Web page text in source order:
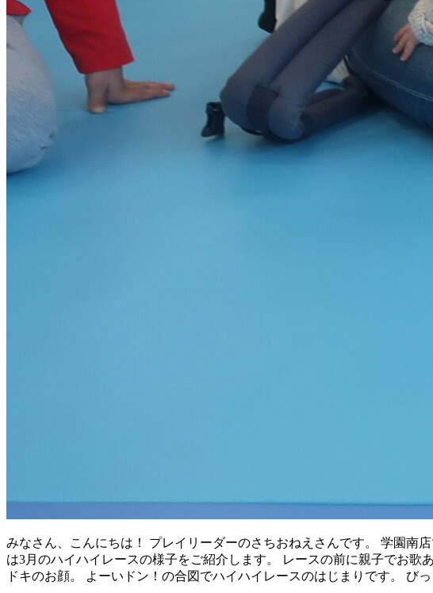
みなさん、こんにちは！ プレイリーダーのさちおねえさんです。 学園南
は3月のハイハイレースの様子をご紹介します。 レースの前に親子でお
ドキのお顔。 よーいドン！の合図でハイハイレースのはじまりです。 び